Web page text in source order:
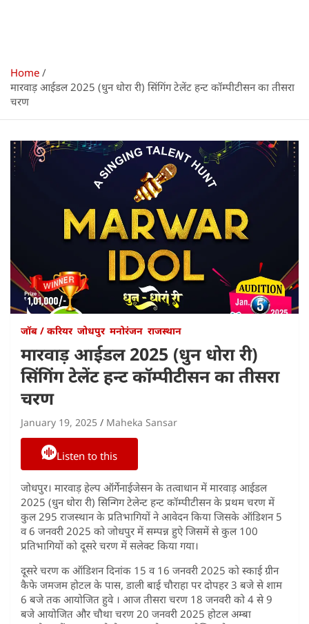
Home
मारवाड़ आईडल 2025 (धुन धोरा री) सिंगिंग टेलेंट हन्ट कॉम्पीटीसन का तीसरा
चरण
जॉब / करियर जोधपुर मनोरंजन राजस्थान
मारवाड़ आईडल 2025 (धुन धोरा री)
सिंगिंग टेलेंट हन्ट कॉम्पीटीसन का तीसरा
चरण
January 19, 2025 Maheka Sansar
Listen to this
जोधपुर। मारवाड़ हेल्प ऑर्गेनाईजेसन के तत्वाधान में मारवाड़ आईडल
2025 (धुन धोरा री) सिन्गिग टेलेन्ट हन्ट कॉम्पीटीसन के प्रथम चरण में
कुल 295 राजस्थान के प्रतिभागियों ने आवेदन किया जिसके ऑडिशन 5
व 6 जनवरी 2025 को जोधपुर में सम्पन्न हुऐ जिसमें से कुल 100
प्रतिभागियों को दूसरे चरण में सलेक्ट किया गया।
दूसरे चरण क ऑडिशन दिनांक 15 व 16 जनवरी 2025 को स्काई ग्रीन
कैफे जमजम होटल के पास, डाली बाई चौराहा पर दोपहर 3 बजे से शाम
6 बजे तक आयोजित हुवे । आज तीसरा चरण 18 जनवरी को 4 से 9
बजे आयोजित और चौथा चरण 20 जनवरी 2025 होटल अम्बा